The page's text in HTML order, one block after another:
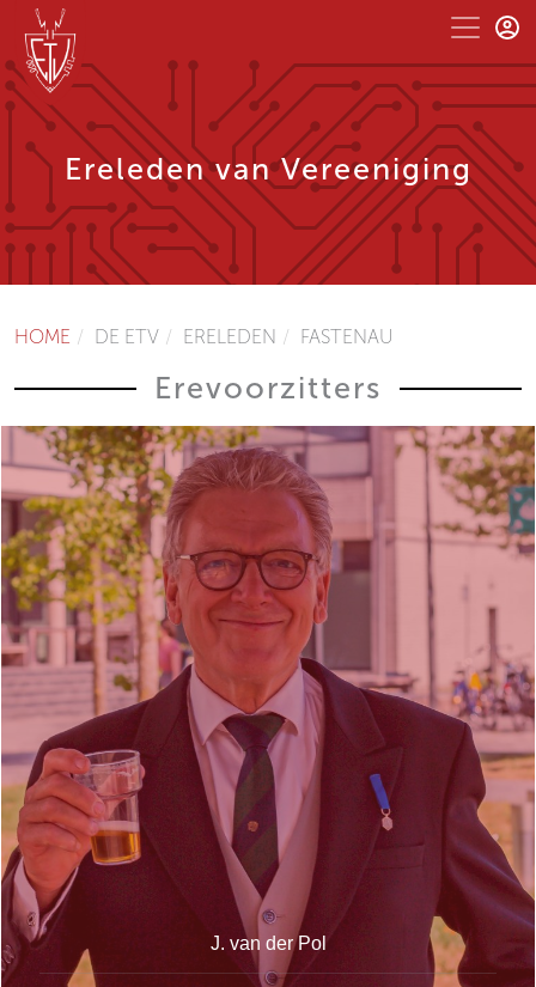
Ereleden van Vereeniging
HOME DE ETV ERELEDEN FASTENAU
Erevoorzitters
J. van der Pol